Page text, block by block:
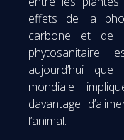
effets de la
carbone et de
phytosanitaire
aujourd’hui
mondiale
davantage
l’animal.